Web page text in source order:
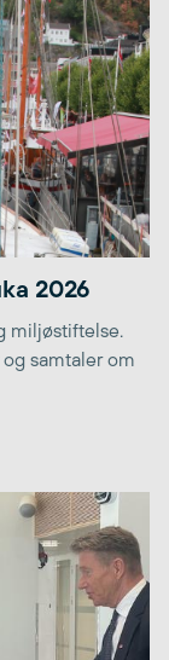
2026
miljøstiftelse.
samtaler om